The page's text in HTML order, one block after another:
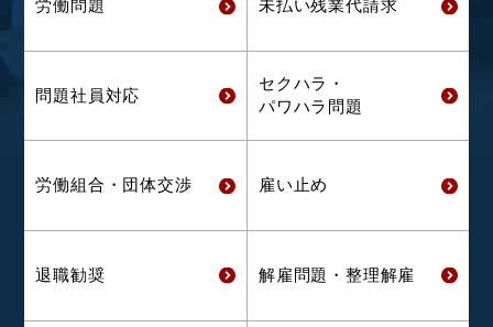
労働問題 未払い残業代請求
問題社員対応
セクハラ・
パワハラ問題
労働組合・ 団体交渉 雇い止め
退職勧奨 解雇問題・ 整理解雇